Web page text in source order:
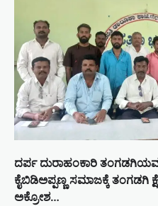
n
ದರ್ಪ ದುರಾಹಂಕಾರಿ
ಕೈಬಿಡಿಅಪ್ಪಣ್ಣ ಸಮಾಜಕ್ಕೆ ತಂಗಡಗಿ
ಅಕ್ರೋಶ…